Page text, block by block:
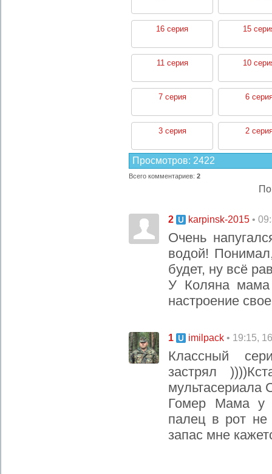
16 серия 15
11 серия 10
7 серия 6
3 серия 2
Просмотров: 2422
Всего комментариев: 2
2 karpinsk-2015 •
Очень
водой!
будет, ну всё
У Коляна мама
настроение
1 imilpack • 19:15,
Классный
застрял
мультасериала
Гомер Мама у
палец в рот не
запас мне